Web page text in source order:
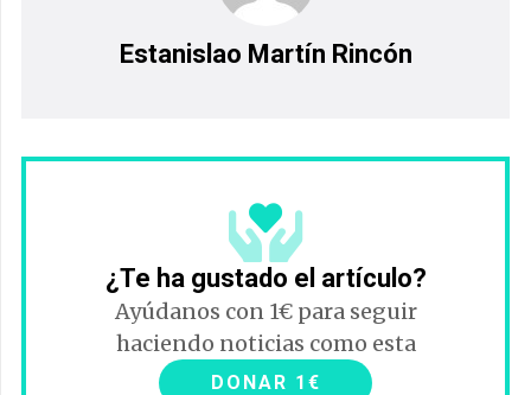
Estanislao Martín Rincón
¿Te ha gustado el artículo?
Ayúdanos con 1€ para seguir
haciendo noticias como esta
DONAR 1€